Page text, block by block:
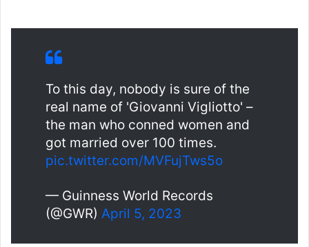
To this day, nobody is sure of the
real name of 'Giovanni Vigliotto' –
the man who conned women and
got married over 100 times.
pic.twitter.com/MVFujTws5o
— Guinness World Records
(@GWR) April 5, 2023